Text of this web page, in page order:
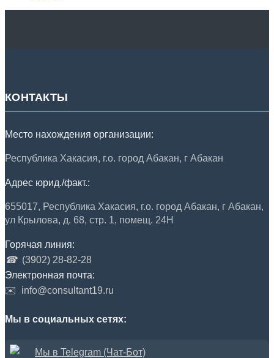
КОНТАКТЫ
Место нахождения организации:
Республика Хакасия, г.о. город Абакан, г Абакан
Адрес юрид./факт.:
655017, Республика Хакасия, г.о. город Абакан, г Абакан,
ул Крылова, д. 68, стр. 1, помещ. 24Н
Горячая линия:
☎ (3902) 28-82-28
Электронная почта:
✉️
info@consultant19.ru
Мы в социальных сетях:
Мы в Telegram (Чат-Бот)